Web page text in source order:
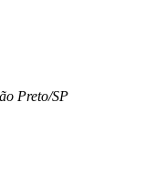
Preto/SP